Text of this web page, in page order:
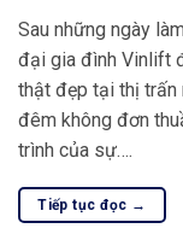
Sau những ngày
đại gia đình Vinlift
thật đẹp tại thị trấn
đêm không đơn
trình của sự….
Tiếp tục đọc →